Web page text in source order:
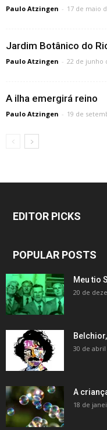
Paulo Atzingen - 17 de maio
Jardim Botânico do
Paulo Atzingen - 22 de junho
A ilha emergirá reino
Paulo Atzingen - 19 de
EDITOR PICKS
POPULAR POSTS
Meu tio
20 de
30 de abril
A
18 de